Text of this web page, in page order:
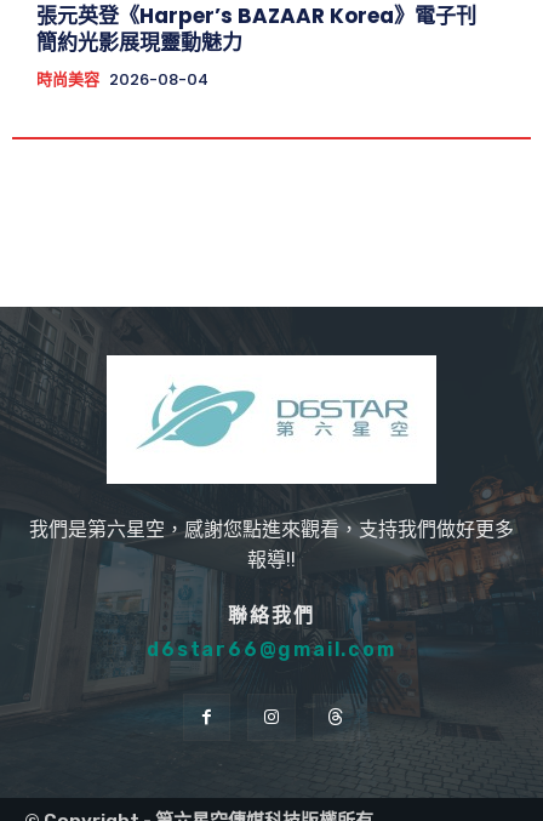
張元英登《Harper’s BAZAAR Korea》電子刊
簡約光影展現靈動魅力
時尚美容 2026-08-04
我們是第六星空，感謝您點進來觀看，支持我們做好更多
報導!!
聯絡我們
d6star66@gmail.com